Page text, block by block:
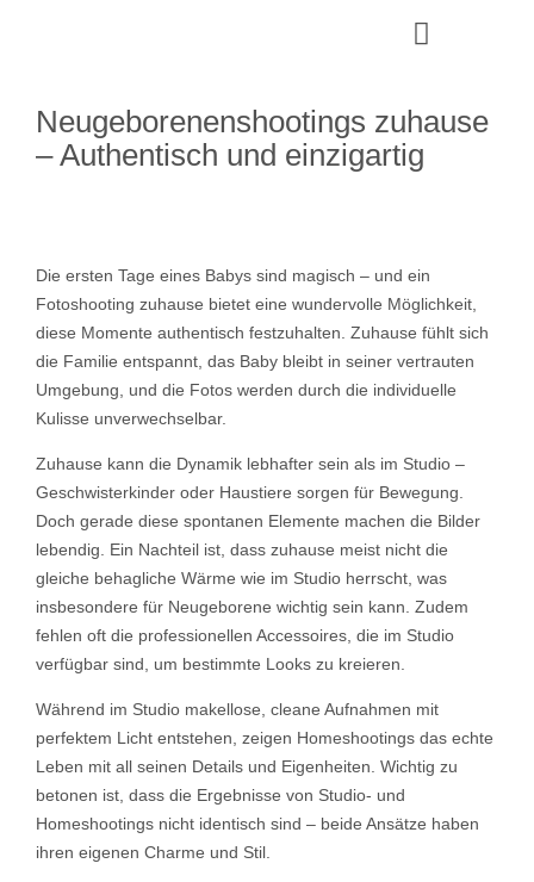
Neugeborenenshootings zuhause
– Authentisch und einzigartig
Die ersten Tage eines Babys sind magisch – und ein
Fotoshooting zuhause bietet eine wundervolle Möglichkeit,
diese Momente authentisch festzuhalten. Zuhause fühlt sich
die Familie entspannt, das Baby bleibt in seiner vertrauten
Umgebung, und die Fotos werden durch die individuelle
Kulisse unverwechselbar.
Zuhause kann die Dynamik lebhafter sein als im Studio –
Geschwisterkinder oder Haustiere sorgen für Bewegung.
Doch gerade diese spontanen Elemente machen die Bilder
lebendig. Ein Nachteil ist, dass zuhause meist nicht die
gleiche behagliche Wärme wie im Studio herrscht, was
insbesondere für Neugeborene wichtig sein kann. Zudem
fehlen oft die professionellen Accessoires, die im Studio
verfügbar sind, um bestimmte Looks zu kreieren.
Während im Studio makellose, cleane Aufnahmen mit
perfektem Licht entstehen, zeigen Homeshootings das echte
Leben mit all seinen Details und Eigenheiten. Wichtig zu
betonen ist, dass die Ergebnisse von Studio- und
Homeshootings nicht identisch sind – beide Ansätze haben
ihren eigenen Charme und Stil.